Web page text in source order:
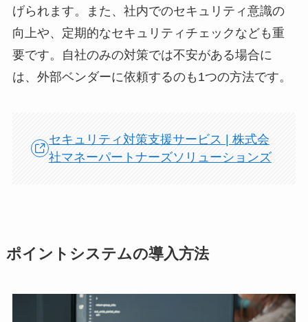
げられます。また、社内でのセキュリティ意識の
向上や、定期的なセキュリティチェックなども重
要です。自社のみの対策では不安がある場合に
は、外部ベンダーに依頼するのも1つの方法です。
セキュリティ対策支援サービス | 株式会
社マネーパートナーズソリューションズ
ポイントシステムの導入方法